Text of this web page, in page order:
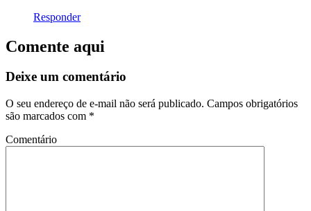
Responder
Comente aqui
Deixe um comentário
O seu endereço de e-mail não será publicado. Campos obrigatórios
são marcados com *
Comentário